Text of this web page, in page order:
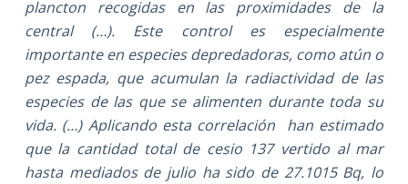
plancton recogidas en las proximidades de la
central (…). Este control es especialmente
importante en especies depredadoras, como atún o
pez espada, que acumulan la radiactividad de las
especies de las que se alimenten durante toda su
vida. (…) Aplicando esta correlación han estimado
que la cantidad total de cesio 137 vertido al mar
hasta mediados de julio ha sido de 27.1015 Bq, lo